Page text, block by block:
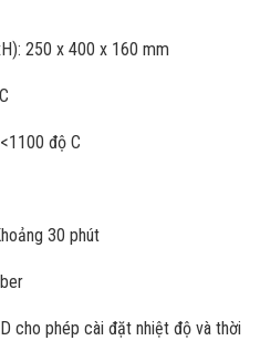
250 x 400 x 160 mm
độ C
30 phút
cho phép cài đặt nhiệt độ và thời